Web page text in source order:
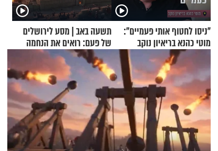
"ניסו לחטוף אותי פעמיים":
מוטי כהנא בריאיון נוקב
תשעה באב | מסע לירושלים
של פעם: רואים את הנחמה